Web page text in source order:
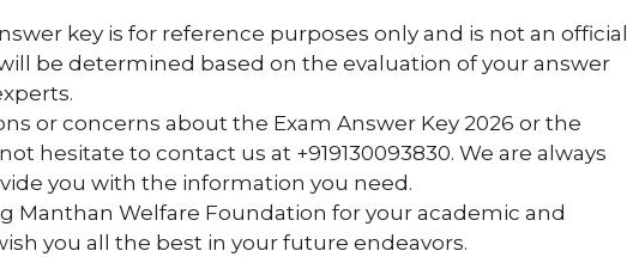
key is for reference purposes only and is not an official
be determined based on the evaluation of your answer
or concerns about the Exam Answer Key 2026 or the
hesitate to contact us at +919130093830. We are always
you with the information you need.
Manthan Welfare Foundation for your academic and
you all the best in your future endeavors.